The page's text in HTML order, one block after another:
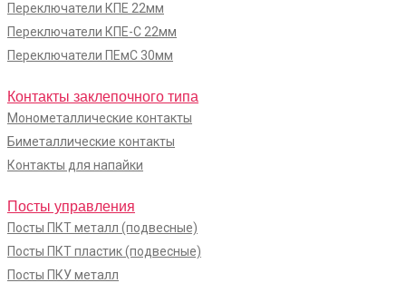
Переключатели КПЕ 22мм
Переключатели КПЕ-С 22мм
Переключатели ПЕмС 30мм
Контакты заклепочного типа
Монометаллические контакты
Биметаллические контакты
Контакты для напайки
Посты управления
Посты ПКТ металл (подвесные)
Посты ПКТ пластик (подвесные)
Посты ПКУ металл